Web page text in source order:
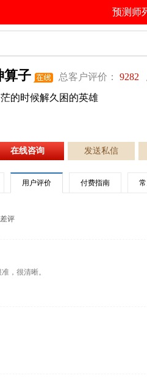
预测师
算子 总客户评价： 9282
的时候解久困的英雄
在线咨询 发送私信
用户评价 付费指南
差评
，很清晰。